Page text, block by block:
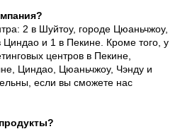
2 в Шуйтоу, городе Цюаньчжоу,
и 1 в Пекине. Кроме того, у
центров в Пекине,
Циндао, Цюаньчжоу, Чэнду и
если вы сможете нас